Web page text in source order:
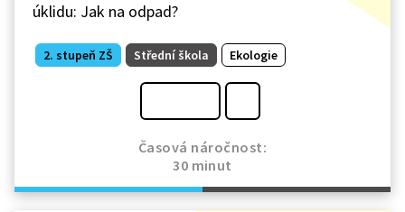
úklidu: Jak na odpad?
2. stupeň ZŠ Střední škola Ekologie
Časová náročnost:
30 minut